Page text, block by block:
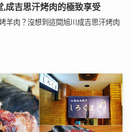
,成吉思汗烤肉的極致享受
羊肉？沒想到這間旭川成吉思汗烤肉